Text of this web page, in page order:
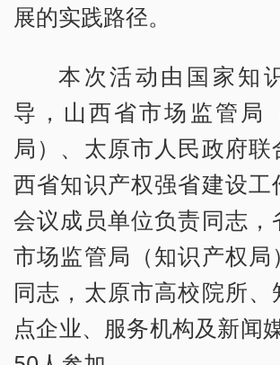
展的实践路径。
本次活动由国家知
导，山西省市场监管局
局）、太原市人民政府联
西省知识产权强省建设工
会议成员单位负责同志，
市场监管局（知识产权局
同志，太原市高校院所、
点企业、服务机构及新闻